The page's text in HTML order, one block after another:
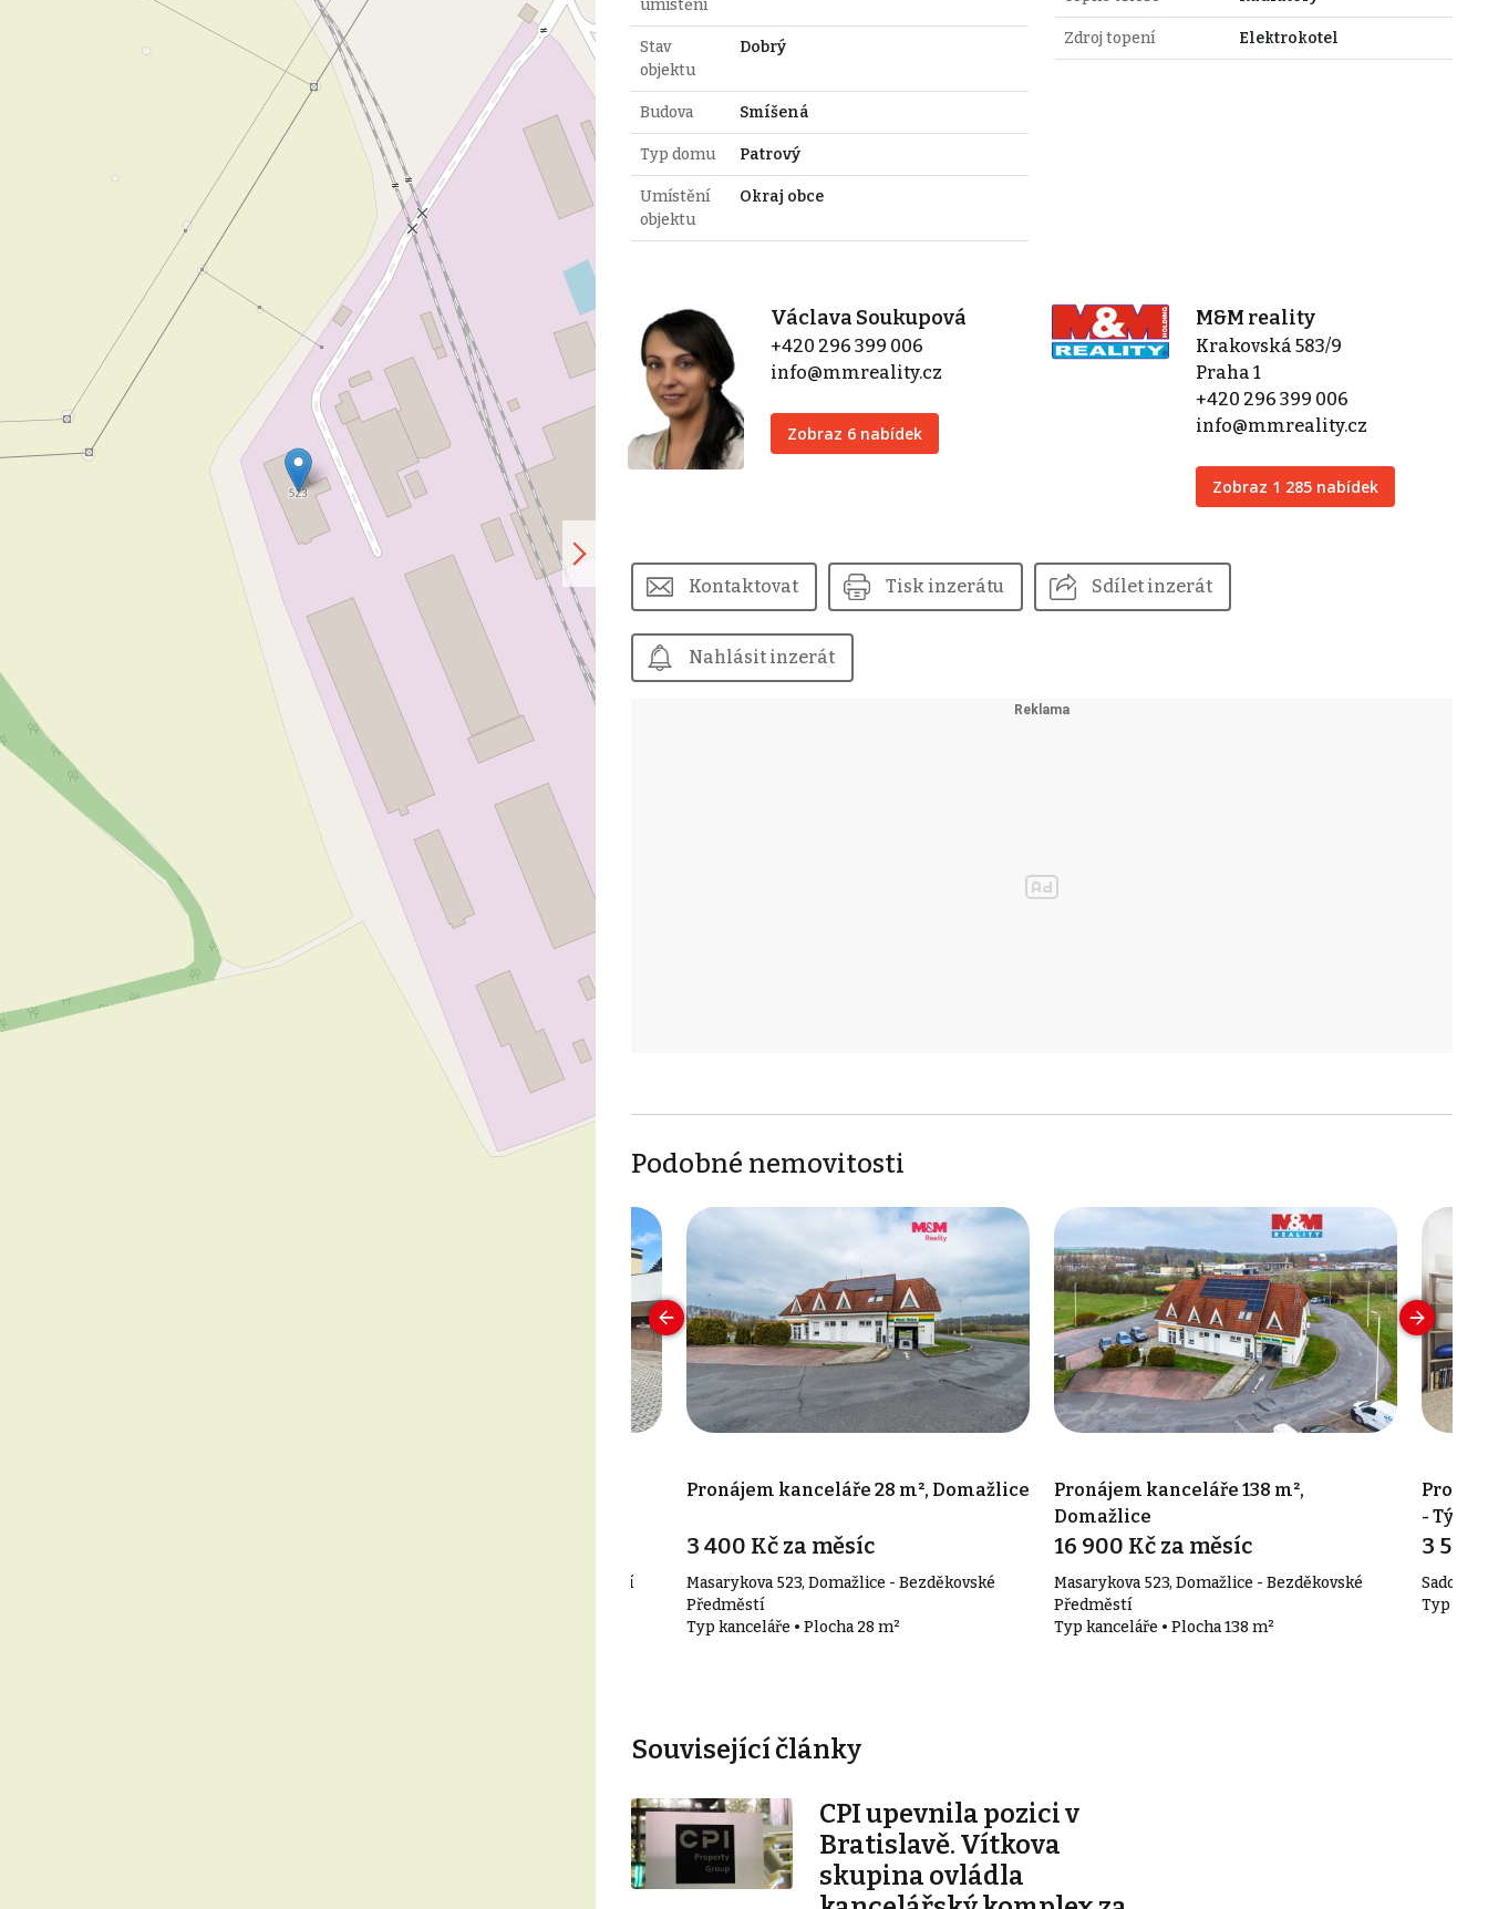
umístění
Stav
objektu
Dobrý
Budova Smíšená
Typ domu Patrový
Umístění
objektu
Okraj obce
Zdroj topení Elektrokotel
Václava Soukupová
+420 296 399 006
info@mmreality.cz
Zobraz 6 nabídek
M&M reality
Krakovská 583/9
Praha 1
+420 296 399 006
info@mmreality.cz
Zobraz 1 285 nabídek
Kontaktovat Tisk inzerátu Sdílet inzerát
Nahlásit inzerát
Podobné nemovitosti
Sadová 636, Domažlice - Týnské Předměstí
Pronájem kanceláře 28 m², Domažlice
3 400 Kč za měsíc
Masarykova 523, Domažlice - Bezděkovské
Předměstí
Typ kanceláře • Plocha 28 m²
Pronájem kanceláře 138 m²,
Domažlice
16 900 Kč za měsíc
Masarykova 523, Domažlice - Bezděkovské
Předměstí
Typ kanceláře • Plocha 138 m²
-
3 500
Sadová
Typ
Související články
CPI upevnila pozici v
Bratislavě. Vítkova
skupina ovládla